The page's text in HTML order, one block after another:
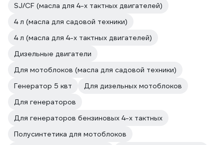
SJ/CF (масла для 4-х тактных двигателей)
4 л (масла для садовой техники)
4 л (масла для 4-х тактных двигателей)
Дизельные двигатели
Для мотоблоков (масла для садовой техники)
Генератор 5 квт
Для дизельных мотоблоков
Для генераторов
Для генераторов бензиновых 4-х тактных
Полусинтетика для мотоблоков